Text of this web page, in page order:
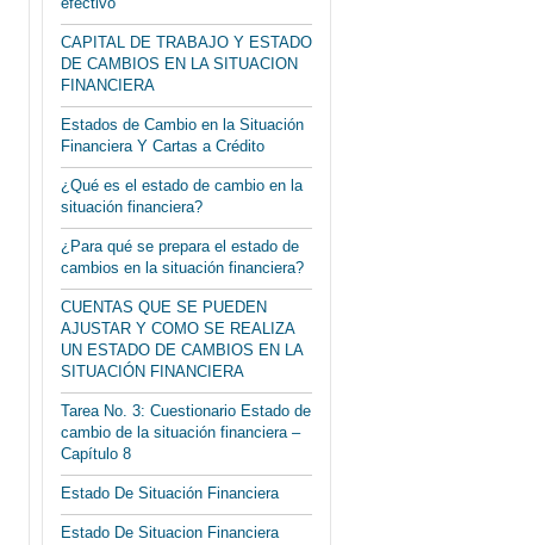
CAPITAL DE TRABAJO Y ESTADO
DE CAMBIOS EN LA SITUACION
FINANCIERA
Estados de Cambio en la Situación
Financiera Y Cartas a Crédito
¿Qué es el estado de cambio en la
situación financiera?
¿Para qué se prepara el estado de
cambios en la situación financiera?
CUENTAS QUE SE PUEDEN
AJUSTAR Y COMO SE REALIZA
UN ESTADO DE CAMBIOS EN LA
SITUACIÓN FINANCIERA
Tarea No. 3: Cuestionario Estado de
cambio de la situación financiera –
Capítulo 8
Estado De Situación Financiera
Estado De Situacion Financiera